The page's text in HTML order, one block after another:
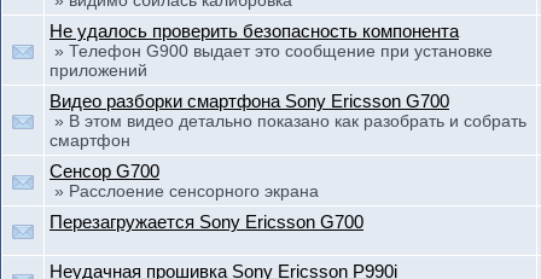
Не удалось проверить безопасность компонента
» Телефон G900 выдает это сообщение при установке
приложений
Видео разборки смартфона Sony Ericsson G700
» В этом видео детально показано как разобрать и собрать
смартфон
Сенсор G700
» Расслоение сенсорного экрана
Перезагружается Sony Ericsson G700
Неудачная прошивка Sony Ericsson P990i